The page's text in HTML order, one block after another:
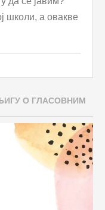
школи, а овакве
О ГЛАСОВНИМ